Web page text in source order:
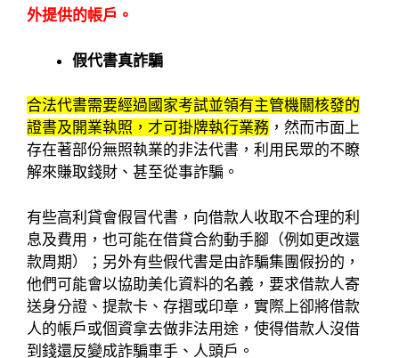
外提供的帳戶。
假代書真詐騙
合法代書需要經過國家考試並領有主管機關核發的
證書及開業執照，才可掛牌執行業務 ，然而市面上
存在著部份無照執業的非法代書，利用民眾的不瞭
解來賺取錢財、甚至從事詐騙。
有些高利貸會假冒代書，向借款人收取不合理的利
息及費用，也可能在借貸合約動手腳（例如更改還
款周期）；另外有些假代書是由詐騙集團假扮的，
他們可能會以協助美化資料的名義，要求借款人寄
送身分證、提款卡、存摺或印章，實際上卻將借款
人的帳戶或個資拿去做非法用途，使得借款人沒借
到錢還反變成詐騙車手、人頭戶。